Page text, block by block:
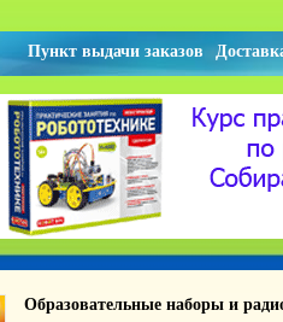
Пункт выдачи заказов
Образовательные наборы и